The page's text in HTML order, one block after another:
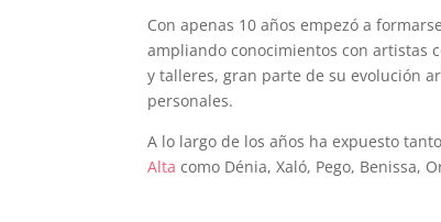
Con apenas 10 años empezó a
ampliando conocimientos con artistas
y talleres, gran parte de su evolución
personales.
A lo largo de los años ha expuesto
Altacomo Dénia, Xaló, Pego, Benissa,